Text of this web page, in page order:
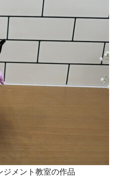
ジメント教室の作品